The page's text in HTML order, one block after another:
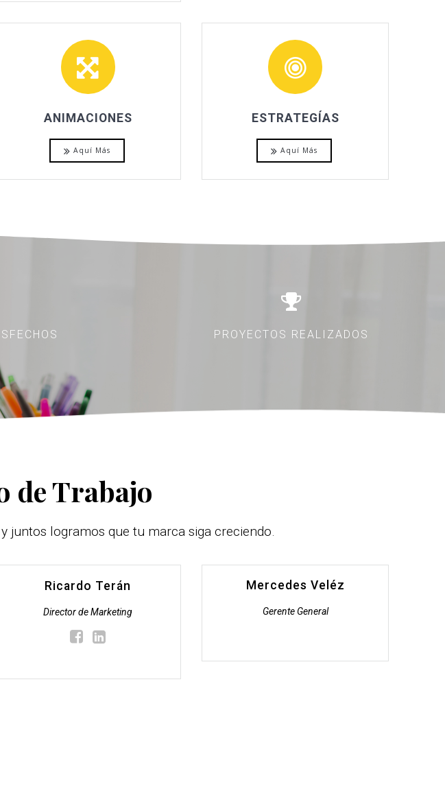
ANIMACIONES
Aquí Más
ESTRATEGÍAS
Aquí Más
PROYECTOS REALIZADOS
de Trabajo
juntos logramos que tu marca siga creciendo.
Ricardo Terán
Director de Marketing
Mercedes Veléz
Gerente General